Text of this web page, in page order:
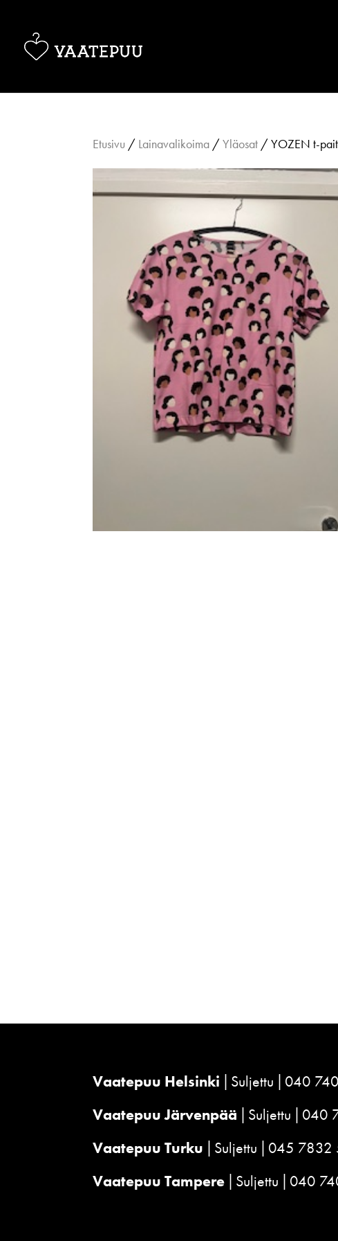
Etusivu / Lainavalikoima /Yläosat / YOZEN t-
Vaatepuu Helsinki Suljettu 040
Vaatepuu Järvenpää
Suljettu 040
Vaatepuu Turku
Suljettu 045 7832
Vaatepuu Tampere Suljettu 040